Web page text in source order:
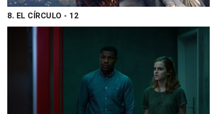
8. EL CÍRCULO - 12